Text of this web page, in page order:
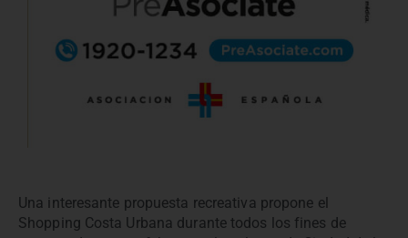
Una interesante propuesta recreativa propone el
Shopping Costa Urbana durante todos los fines de